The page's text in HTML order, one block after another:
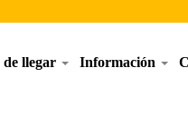
de llegar Información